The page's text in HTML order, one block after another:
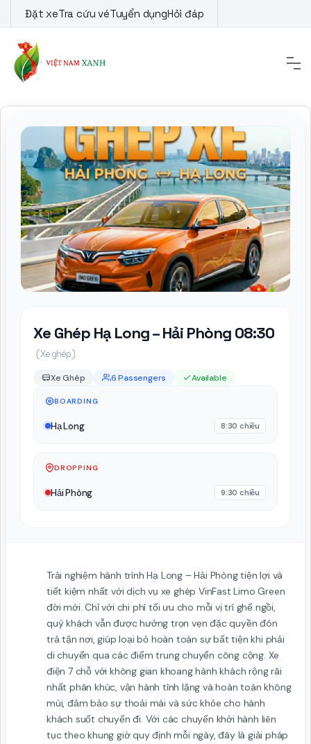
to
content
Đặt xeTra cứu véTuyển dụngHỏi đáp
Xe Ghép Hạ Long – Hải Phòng 08:30
( Xe ghép )
Xe Ghép 6 Passengers Available
BOARDING
Hạ Long 8:30 chiều
DROPPING
Hải Phòng 9:30 chiều
Trải nghiệm hành trình Hạ Long – Hải Phòng tiện lợi và
tiết kiệm nhất với dịch vụ xe ghép VinFast Limo Green
đời mới. Chỉ với chi phí tối ưu cho mỗi vị trí ghế ngồi,
quý khách vẫn được hưởng trọn vẹn đặc quyền đón
trả tận nơi, giúp loại bỏ hoàn toàn sự bất tiện khi phải
di chuyển qua các điểm trung chuyển công cộng. Xe
điện 7 chỗ với không gian khoang hành khách rộng rãi
nhất phân khúc, vận hành tĩnh lặng và hoàn toàn không
mùi, đảm bảo sự thoải mái và sức khỏe cho hành
khách suốt chuyến đi. Với các chuyến khởi hành liên
tục theo khung giờ quy định mỗi ngày, đây là giải pháp